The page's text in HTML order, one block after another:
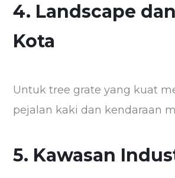
4. Landscape
Kota
Untuk tree grate yang kuat
pejalan kaki dan kendaraan
5. Kawasan